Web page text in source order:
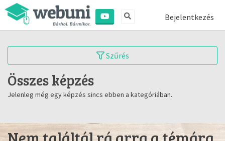
Bejelentkezés
Szűrés
Összes képzés
Jelenleg még egy képzés sincs ebben a kategóriában.